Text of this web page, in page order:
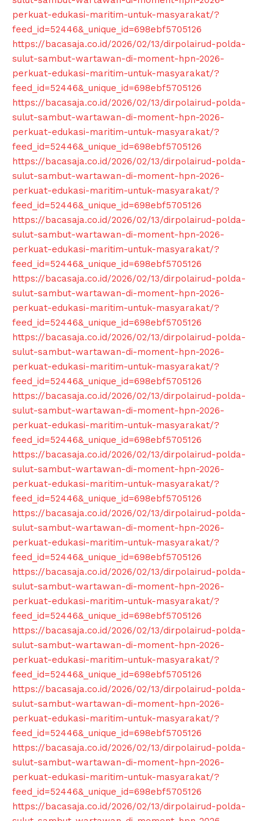
perkuat-edukasi-maritim-untuk-masyarakat/?
feed_id=52446&_unique_id=698ebf5705126
https://bacasaja.co.id/2026/02/13/dirpolairud-polda-
sulut-sambut-wartawan-di-moment-hpn-2026-
perkuat-edukasi-maritim-untuk-masyarakat/?
feed_id=52446&_unique_id=698ebf5705126
https://bacasaja.co.id/2026/02/13/dirpolairud-polda-
sulut-sambut-wartawan-di-moment-hpn-2026-
perkuat-edukasi-maritim-untuk-masyarakat/?
feed_id=52446&_unique_id=698ebf5705126
https://bacasaja.co.id/2026/02/13/dirpolairud-polda-
sulut-sambut-wartawan-di-moment-hpn-2026-
perkuat-edukasi-maritim-untuk-masyarakat/?
feed_id=52446&_unique_id=698ebf5705126
https://bacasaja.co.id/2026/02/13/dirpolairud-polda-
sulut-sambut-wartawan-di-moment-hpn-2026-
perkuat-edukasi-maritim-untuk-masyarakat/?
feed_id=52446&_unique_id=698ebf5705126
https://bacasaja.co.id/2026/02/13/dirpolairud-polda-
sulut-sambut-wartawan-di-moment-hpn-2026-
perkuat-edukasi-maritim-untuk-masyarakat/?
feed_id=52446&_unique_id=698ebf5705126
https://bacasaja.co.id/2026/02/13/dirpolairud-polda-
sulut-sambut-wartawan-di-moment-hpn-2026-
perkuat-edukasi-maritim-untuk-masyarakat/?
feed_id=52446&_unique_id=698ebf5705126
https://bacasaja.co.id/2026/02/13/dirpolairud-polda-
sulut-sambut-wartawan-di-moment-hpn-2026-
perkuat-edukasi-maritim-untuk-masyarakat/?
feed_id=52446&_unique_id=698ebf5705126
https://bacasaja.co.id/2026/02/13/dirpolairud-polda-
sulut-sambut-wartawan-di-moment-hpn-2026-
perkuat-edukasi-maritim-untuk-masyarakat/?
feed_id=52446&_unique_id=698ebf5705126
https://bacasaja.co.id/2026/02/13/dirpolairud-polda-
sulut-sambut-wartawan-di-moment-hpn-2026-
perkuat-edukasi-maritim-untuk-masyarakat/?
feed_id=52446&_unique_id=698ebf5705126
https://bacasaja.co.id/2026/02/13/dirpolairud-polda-
sulut-sambut-wartawan-di-moment-hpn-2026-
perkuat-edukasi-maritim-untuk-masyarakat/?
feed_id=52446&_unique_id=698ebf5705126
https://bacasaja.co.id/2026/02/13/dirpolairud-polda-
sulut-sambut-wartawan-di-moment-hpn-2026-
perkuat-edukasi-maritim-untuk-masyarakat/?
feed_id=52446&_unique_id=698ebf5705126
https://bacasaja.co.id/2026/02/13/dirpolairud-polda-
sulut-sambut-wartawan-di-moment-hpn-2026-
perkuat-edukasi-maritim-untuk-masyarakat/?
feed_id=52446&_unique_id=698ebf5705126
https://bacasaja.co.id/2026/02/13/dirpolairud-polda-
sulut-sambut-wartawan-di-moment-hpn-2026-
perkuat-edukasi-maritim-untuk-masyarakat/?
feed_id=52446&_unique_id=698ebf5705126
https://bacasaja.co.id/2026/02/13/dirpolairud-polda-